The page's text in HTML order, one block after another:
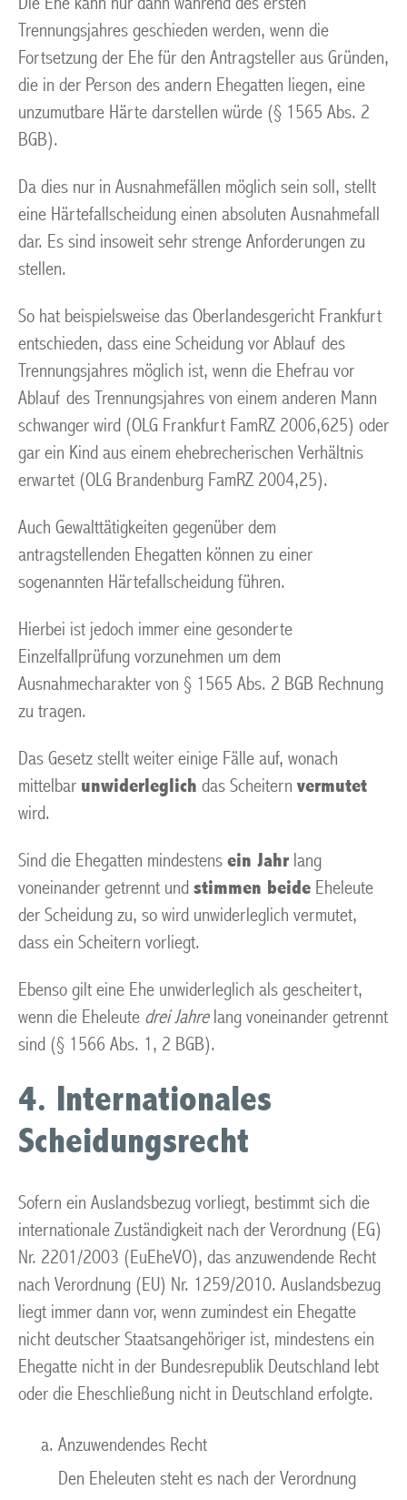
Trennungsjahres geschieden werden, wenn die
Fortsetzung der Ehe für den Antragsteller aus Gründen,
die in der Person des andern Ehegatten liegen, eine
unzumutbare Härte darstellen würde (§ 1565 Abs. 2
BGB).
Da dies nur in Ausnahmefällen möglich sein soll, stellt
eine Härtefallscheidung einen absoluten Ausnahmefall
dar. Es sind insoweit sehr strenge Anforderungen zu
stellen.
So hat beispielsweise das Oberlandesgericht Frankfurt
entschieden, dass eine Scheidung vor Ablauf des
Trennungsjahres möglich ist, wenn die Ehefrau vor
Ablauf des Trennungsjahres von einem anderen Mann
schwanger wird (OLG Frankfurt FamRZ 2006,625) oder
gar ein Kind aus einem ehebrecherischen Verhältnis
erwartet (OLG Brandenburg FamRZ 2004,25).
Auch Gewalttätigkeiten gegenüber dem
antragstellenden Ehegatten können zu einer
sogenannten Härtefallscheidung führen.
Hierbei ist jedoch immer eine gesonderte
Einzelfallprüfung vorzunehmen um dem
Ausnahmecharakter von § 1565 Abs. 2 BGB Rechnung
zu tragen.
Das Gesetz stellt weiter einige Fälle auf, wonach
mittelbar unwiderleglich das Scheitern vermutet
wird.
Sind die Ehegatten mindestens ein Jahr lang
voneinander getrennt und stimmen beide Eheleute
der Scheidung zu, so wird unwiderleglich vermutet,
dass ein Scheitern vorliegt.
Ebenso gilt eine Ehe unwiderleglich als gescheitert,
wenn die Eheleute drei Jahrelang voneinander getrennt
sind (§ 1566 Abs. 1, 2 BGB).
4. Internationales
Scheidungsrecht
Sofern ein Auslandsbezug vorliegt, bestimmt sich die
internationale Zuständigkeit nach der Verordnung (EG)
Nr. 2201/2003 (EuEheVO), das anzuwendende Recht
nach Verordnung (EU) Nr. 1259/2010. Auslandsbezug
liegt immer dann vor, wenn zumindest ein Ehegatte
nicht deutscher Staatsangehöriger ist, mindestens ein
Ehegatte nicht in der Bundesrepublik Deutschland lebt
oder die Eheschließung nicht in Deutschland erfolgte.
Anzuwendendes Recht
Den Eheleuten steht es nach der Verordnung